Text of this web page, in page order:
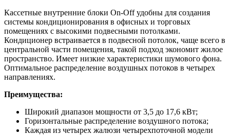
Кассетные внутренние блоки On-Off удобны для создания
системы кондиционирования в офисных и торговых
помещениях с высокими подвесными потолками.
Кондиционер встраивается в подвесной потолок, чаще всего в
центральной части помещения, такой подход экономит жилое
пространство. Имеет низкие характеристики шумового фона.
Оптимальное распределение воздушных потоков в четырех
направлениях.
Преимущества:
Широкий диапазон мощности от 3,5 до 17,6 кВт;
Горизонтальные распределение воздушного потока;
Каждая из четырех жалюзи четырехпоточной модели